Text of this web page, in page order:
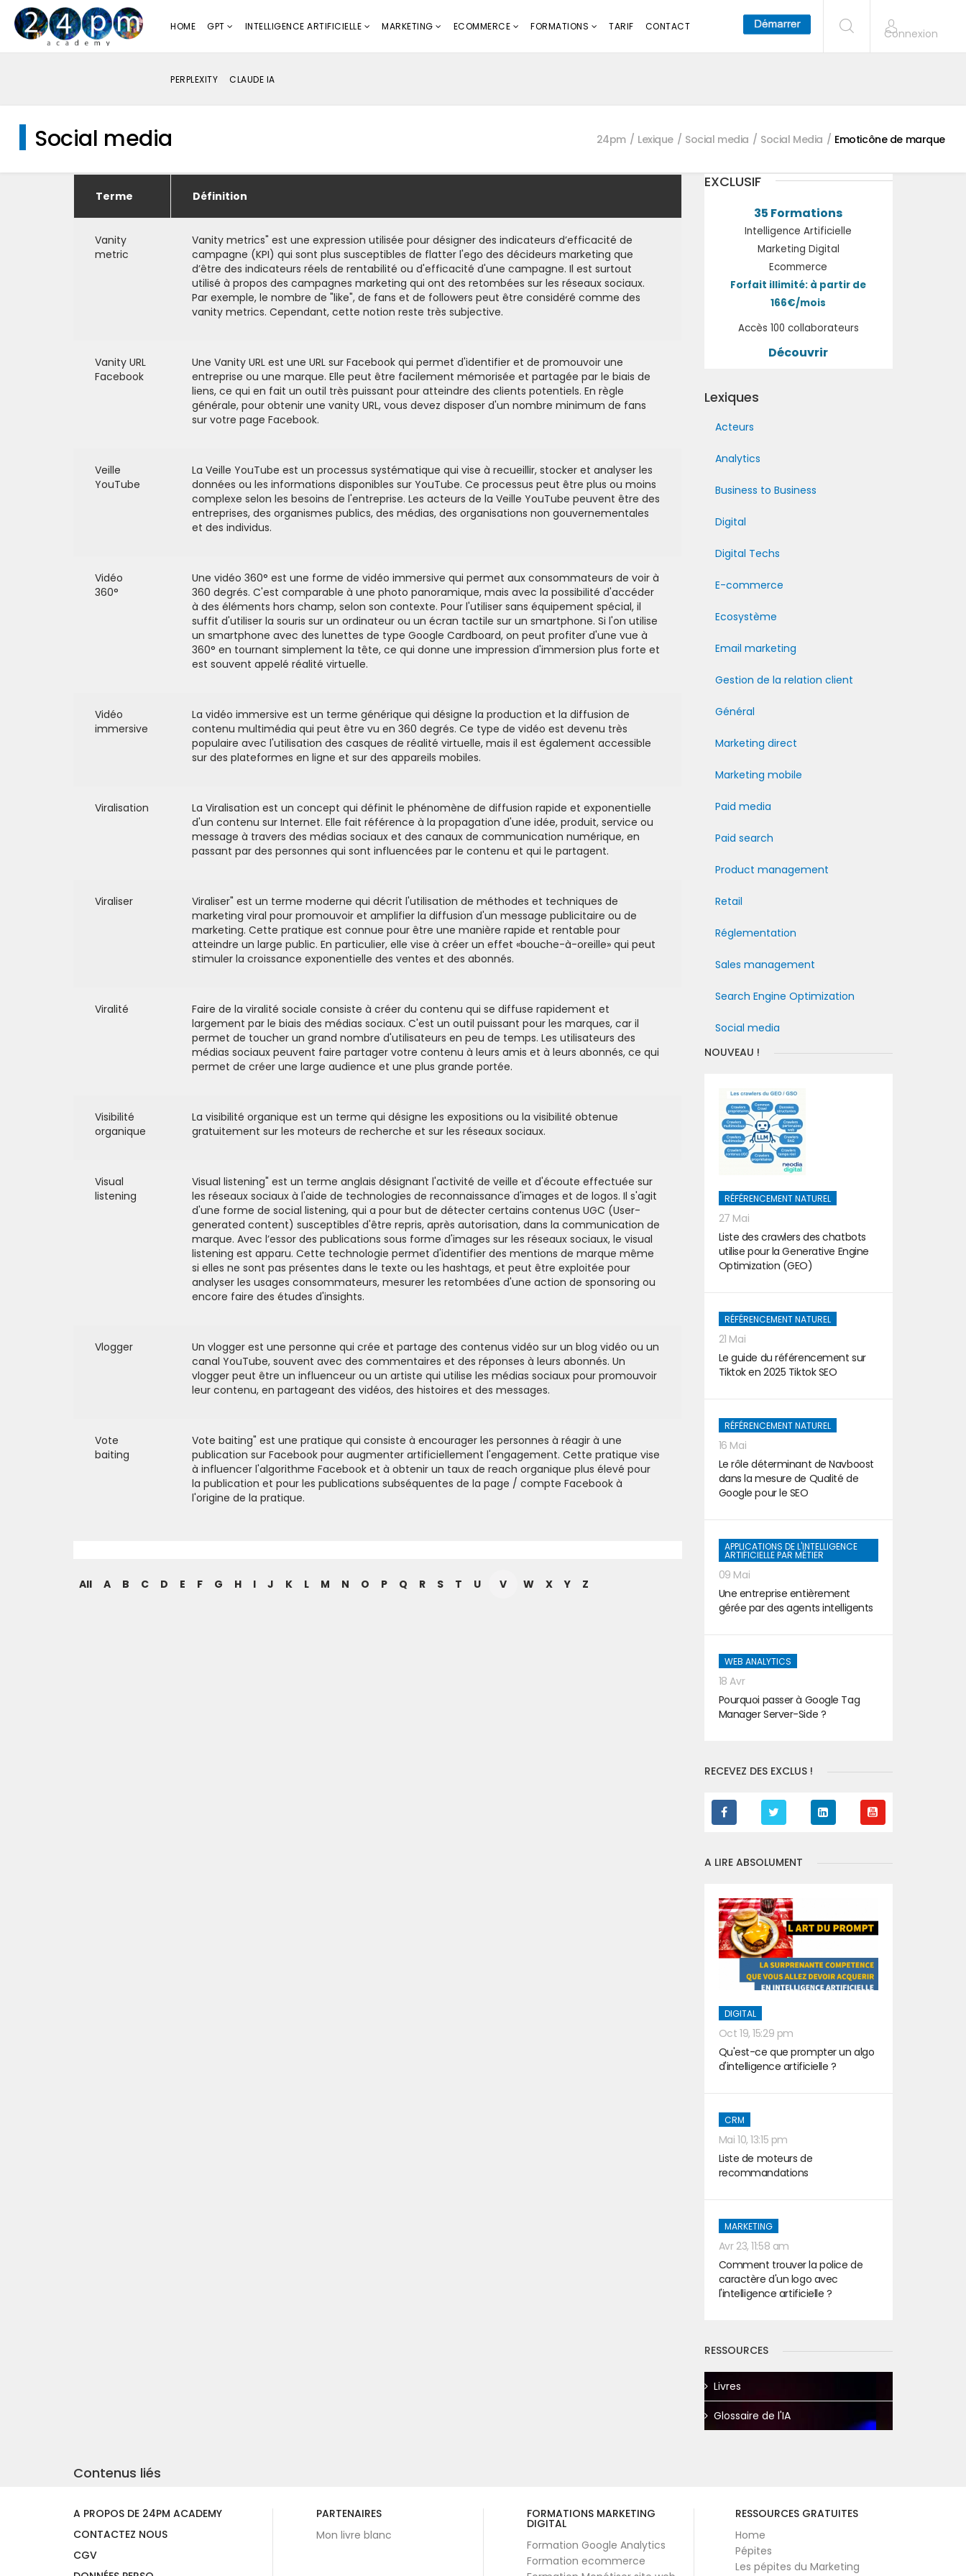
HOME GPT INTELLIGENCE ARTIFICIELLE MARKETING ECOMMERCE FORMATIONS TARIF CONTACT
PERPLEXITY CLAUDE IA
Connexion
Social media 24pm Lexique Social media Social Media Emoticône de marque
Terme Définition
Vanity
metric
Vanity metrics" est une expression utilisée pour désigner des indicateurs d’efficacité de
campagne (KPI) qui sont plus susceptibles de flatter l'ego des décideurs marketing que
d’être des indicateurs réels de rentabilité ou d'efficacité d'une campagne. Il est surtout
utilisé à propos des campagnes marketing qui ont des retombées sur les réseaux sociaux.
Par exemple, le nombre de "like", de fans et de followers peut être considéré comme des
vanity metrics. Cependant, cette notion reste très subjective.
Vanity URL
Facebook
Une Vanity URL est une URL sur Facebook qui permet d'identifier et de promouvoir une
entreprise ou une marque. Elle peut être facilement mémorisée et partagée par le biais de
liens, ce qui en fait un outil très puissant pour atteindre des clients potentiels. En règle
générale, pour obtenir une vanity URL, vous devez disposer d'un nombre minimum de fans
sur votre page Facebook.
Veille
YouTube
La Veille YouTube est un processus systématique qui vise à recueillir, stocker et analyser les
données ou les informations disponibles sur YouTube. Ce processus peut être plus ou moins
complexe selon les besoins de l'entreprise. Les acteurs de la Veille YouTube peuvent être des
entreprises, des organismes publics, des médias, des organisations non gouvernementales
et des individus.
Vidéo
360°
Une vidéo 360° est une forme de vidéo immersive qui permet aux consommateurs de voir à
360 degrés. C'est comparable à une photo panoramique, mais avec la possibilité d'accéder
à des éléments hors champ, selon son contexte. Pour l'utiliser sans équipement spécial, il
suffit d'utiliser la souris sur un ordinateur ou un écran tactile sur un smartphone. Si l'on utilise
un smartphone avec des lunettes de type Google Cardboard, on peut profiter d'une vue à
360° en tournant simplement la tête, ce qui donne une impression d'immersion plus forte et
est souvent appelé réalité virtuelle.
Vidéo
immersive
La vidéo immersive est un terme générique qui désigne la production et la diffusion de
contenu multimédia qui peut être vu en 360 degrés. Ce type de vidéo est devenu très
populaire avec l'utilisation des casques de réalité virtuelle, mais il est également accessible
sur des plateformes en ligne et sur des appareils mobiles.
Viralisation
La Viralisation est un concept qui définit le phénomène de diffusion rapide et exponentielle
d'un contenu sur Internet. Elle fait référence à la propagation d'une idée, produit, service ou
message à travers des médias sociaux et des canaux de communication numérique, en
passant par des personnes qui sont influencées par le contenu et qui le partagent.
Viraliser
Viraliser" est un terme moderne qui décrit l'utilisation de méthodes et techniques de
marketing viral pour promouvoir et amplifier la diffusion d'un message publicitaire ou de
marketing. Cette pratique est connue pour être une manière rapide et rentable pour
atteindre un large public. En particulier, elle vise à créer un effet «bouche-à-oreille» qui peut
stimuler la croissance exponentielle des ventes et des abonnés.
Viralité
Faire de la viralité sociale consiste à créer du contenu qui se diffuse rapidement et
largement par le biais des médias sociaux. C'est un outil puissant pour les marques, car il
permet de toucher un grand nombre d'utilisateurs en peu de temps. Les utilisateurs des
médias sociaux peuvent faire partager votre contenu à leurs amis et à leurs abonnés, ce qui
permet de créer une large audience et une plus grande portée.
Visibilité
organique
La visibilité organique est un terme qui désigne les expositions ou la visibilité obtenue
gratuitement sur les moteurs de recherche et sur les réseaux sociaux.
Visual
listening
Visual listening" est un terme anglais désignant l'activité de veille et d'écoute effectuée sur
les réseaux sociaux à l'aide de technologies de reconnaissance d'images et de logos. Il s'agit
d'une forme de social listening, qui a pour but de détecter certains contenus UGC (User-
generated content) susceptibles d'être repris, après autorisation, dans la communication de
marque. Avec l’essor des publications sous forme d'images sur les réseaux sociaux, le visual
listening est apparu. Cette technologie permet d'identifier des mentions de marque même
si elles ne sont pas présentes dans le texte ou les hashtags, et peut être exploitée pour
analyser les usages consommateurs, mesurer les retombées d'une action de sponsoring ou
encore faire des études d'insights.
Vlogger
Un vlogger est une personne qui crée et partage des contenus vidéo sur un blog vidéo ou un
canal YouTube, souvent avec des commentaires et des réponses à leurs abonnés. Un
vlogger peut être un influenceur ou un artiste qui utilise les médias sociaux pour promouvoir
leur contenu, en partageant des vidéos, des histoires et des messages.
Vote
baiting
Vote baiting" est une pratique qui consiste à encourager les personnes à réagir à une
publication sur Facebook pour augmenter artificiellement l'engagement. Cette pratique vise
à influencer l'algorithme Facebook et à obtenir un taux de reach organique plus élevé pour
la publication et pour les publications subséquentes de la page / compte Facebook à
l'origine de la pratique.
All A B C D E F G H I J K L M N O P Q R S T U V W X Y Z
EXCLUSIF
35 Formations
Intelligence Artificielle
Marketing Digital
Ecommerce
Forfait illimité: à partir de
166€/mois
Accès 100 collaborateurs
Découvrir
Lexiques
Acteurs
Analytics
Business to Business
Digital
Digital Techs
E-commerce
Ecosystème
Email marketing
Gestion de la relation client
Général
Marketing direct
Marketing mobile
Paid media
Paid search
Product management
Retail
Réglementation
Sales management
Search Engine Optimization
Social media
NOUVEAU !
RÉFÉRENCEMENT NATUREL
27 Mai
Liste des crawlers des chatbots
utilise pour la Generative Engine
Optimization (GEO)
RÉFÉRENCEMENT NATUREL
21 Mai
Le guide du référencement sur
Tiktok en 2025 Tiktok SEO
RÉFÉRENCEMENT NATUREL
16 Mai
Le rôle déterminant de Navboost
dans la mesure de Qualité de
Google pour le SEO
APPLICATIONS DE L'INTELLIGENCE
ARTIFICIELLE PAR MÉTIER
09 Mai
Une entreprise entièrement
gérée par des agents intelligents
WEB ANALYTICS
18 Avr
Pourquoi passer à Google Tag
Manager Server-Side ?
RECEVEZ DES EXCLUS !
A LIRE ABSOLUMENT
DIGITAL
Oct 19, 15:29 pm
Qu'est-ce que prompter un algo
d'intelligence artificielle ?
CRM
Mai 10, 13:15 pm
Liste de moteurs de
recommandations
MARKETING
Avr 23, 11:58 am
Comment trouver la police de
caractère d'un logo avec
l'intelligence artificielle ?
RESSOURCES
Livres
Glossaire de l'IA
Contenus liés
A PROPOS DE 24PM ACADEMY
CONTACTEZ NOUS
CGV
PARTENAIRES
Mon livre blanc
FORMATIONS MARKETING
DIGITAL
Formation Google Analytics
Formation ecommerce
RESSOURCES GRATUITES
Home
Pépites
Les pépites du Marketing